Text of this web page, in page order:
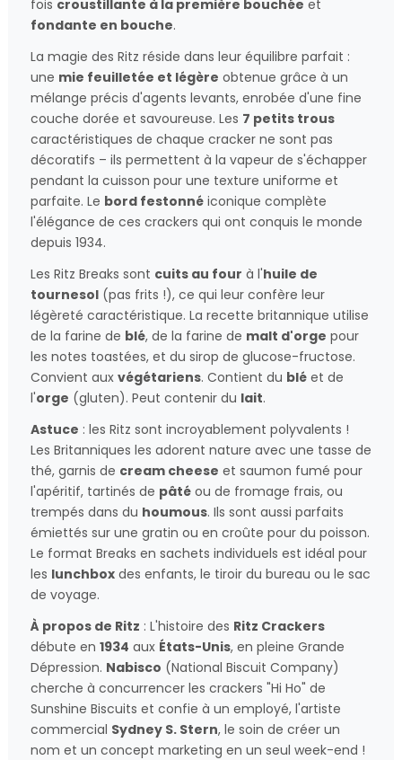
fois croustillante à la première bouchée et
fondante en bouche.
La magie des Ritz réside dans leur équilibre parfait :
une mie feuilletée et légère obtenue grâce à un
mélange précis d'agents levants, enrobée d'une fine
couche dorée et savoureuse. Les 7 petits trous
caractéristiques de chaque cracker ne sont pas
décoratifs – ils permettent à la vapeur de s'échapper
pendant la cuisson pour une texture uniforme et
parfaite. Le bord festonné iconique complète
l'élégance de ces crackers qui ont conquis le monde
depuis 1934.
Les Ritz Breaks sont cuits au four à l'huile de
tournesol (pas frits !), ce qui leur confère leur
légèreté caractéristique. La recette britannique utilise
de la farine de blé, de la farine de malt d'orge pour
les notes toastées, et du sirop de glucose-fructose.
Convient aux végétariens. Contient du blé et de
l'orge (gluten). Peut contenir du lait.
Astuce : les Ritz sont incroyablement polyvalents !
Les Britanniques les adorent nature avec une tasse de
thé, garnis de cream cheese et saumon fumé pour
l'apéritif, tartinés de pâté ou de fromage frais, ou
trempés dans du houmous. Ils sont aussi parfaits
émiettés sur une gratin ou en croûte pour du poisson.
Le format Breaks en sachets individuels est idéal pour
les lunchbox des enfants, le tiroir du bureau ou le sac
de voyage.
À propos de Ritz : L'histoire des Ritz Crackers
débute en 1934 aux États-Unis, en pleine Grande
Dépression. Nabisco (National Biscuit Company)
cherche à concurrencer les crackers "Hi Ho" de
Sunshine Biscuits et confie à un employé, l'artiste
commercial Sydney S. Stern, le soin de créer un
nom et un concept marketing en un seul week-end !